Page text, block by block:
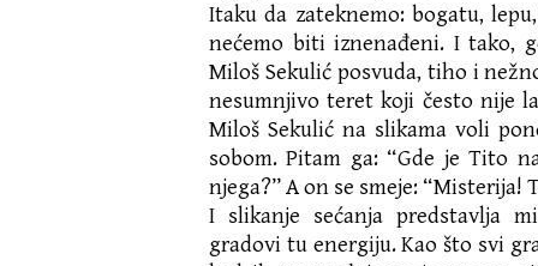
Itaku da zateknemo: bogatu,
nećemo biti iznenađeni. I tako,
Miloš Sekulić posvuda, tiho i
nesumnjivo teret koji često nije
Miloš Sekulić na slikama voli
sobom. Pitam ga: “Gde je Tito
njega?” A on se smeje: “Misterija!
I slikanje sećanja predstavlja
gradovi tu energiju. Kao što svi